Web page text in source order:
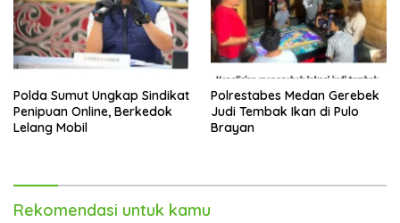
Polda Sumut Ungkap Sindikat
Penipuan Online, Berkedok
Lelang Mobil
Polrestabes Medan Gerebek
Judi Tembak Ikan di Pulo
Brayan
Rekomendasi untuk kamu